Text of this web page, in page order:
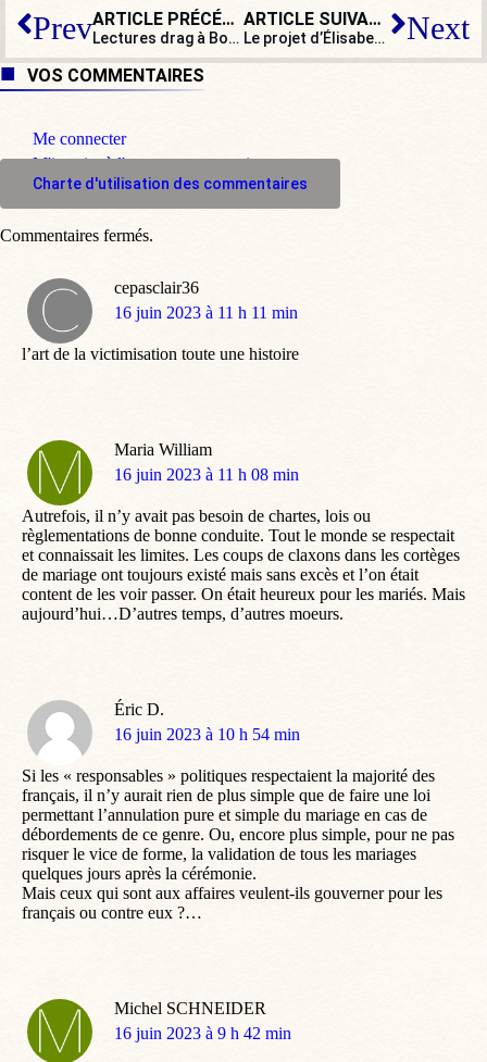
Prev ARTICLE PRÉCÉDENT
Lectures drag à Bordeaux : de l’accusation d’homophobie à la censure du débat
ARTICLE SUIVANT
Le projet d’Élisabeth Borne sur l’immigration ? Régulariser des clandestins ! Next
VOS COMMENTAIRES
Me connecter
M'inscrire à l'espace commentaire
Charte d'utilisation des commentaires
cepasclair36
dit
16 juin 2023 à 11 h 11 min
l’art de la victimisation toute une histoire
Maria William
dit
16 juin 2023 à 11 h 08 min
Autrefois, il n’y avait pas besoin de chartes, lois ou
règlementations de bonne conduite. Tout le monde se respectait
et connaissait les limites. Les coups de claxons dans les cortèges
de mariage ont toujours existé mais sans excès et l’on était
content de les voir passer. On était heureux pour les mariés. Mais
aujourd’hui…D’autres temps, d’autres moeurs.
Éric D.
dit
16 juin 2023 à 10 h 54 min
Si les « responsables » politiques respectaient la majorité des
français, il n’y aurait rien de plus simple que de faire une loi
permettant l’annulation pure et simple du mariage en cas de
débordements de ce genre. Ou, encore plus simple, pour ne pas
risquer le vice de forme, la validation de tous les mariages
quelques jours après la cérémonie.
Mais ceux qui sont aux affaires veulent-ils gouverner pour les
français ou contre eux ?…
Michel SCHNEIDER
dit
16 juin 2023 à 9 h 42 min
Commentaires fermés.